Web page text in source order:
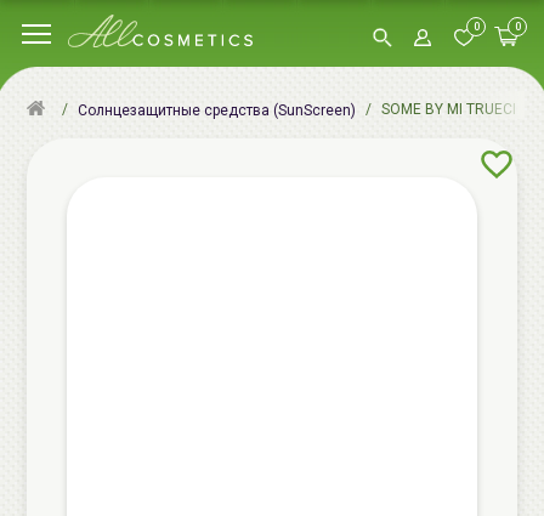
0 0
Солнцезащитные средства (SunScreen) SOME BY MI